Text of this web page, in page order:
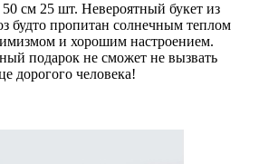
см 25 шт. Невероятный букет из
будто пропитан солнечным теплом
и хорошим настроением.
подарок не сможет не вызвать
дорогого человека!